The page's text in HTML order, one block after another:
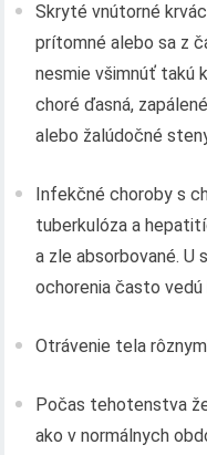
Skryté vnútorné
prítomné alebo sa z
nesmie všimnúť takú
choré ďasná,
alebo žalúdočné
Infekčné choroby s
tuberkulóza a
a zle absorbované.
ochorenia často vedú
Otrávenie tela
Počas tehotenstva
ako v normálnych